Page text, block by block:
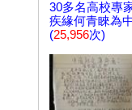
30多名高校專
疾緣何青睞為
(25,956次)